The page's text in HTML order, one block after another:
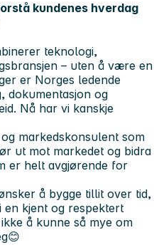
kundenes hverdag
teknologi,
– uten å være en
er Norges ledende
dokumentasjon og
Nå har vi kanskje
markedskonsulent som
ut mot markedet og bidra
er helt avgjørende for
å bygge tillit over tid,
kjent og respektert
å kunne så mye om